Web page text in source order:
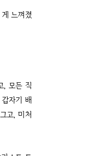
느껴졌
, 모든 직
자기 배
고, 미처